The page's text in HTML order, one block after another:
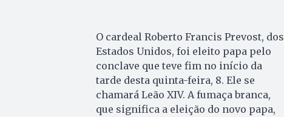
O cardeal Roberto Francis Prevost, dos
Estados Unidos, foi eleito papa pelo
conclave que teve fim no início da
tarde desta quinta-feira, 8. Ele se
chamará Leão XIV. A fumaça branca,
que significa a eleição do novo papa,